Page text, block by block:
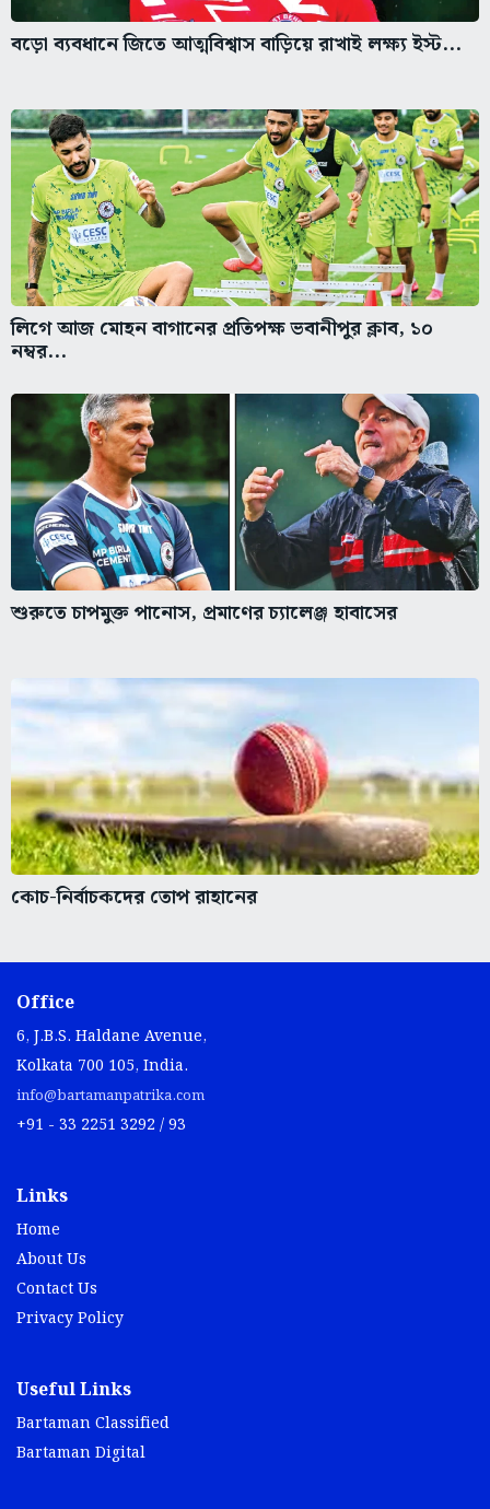
বড়ো ব্যবধানে জিতে আত্মবিশ্বাস বাড়িয়ে রাখাই লক্ষ্য ইস্ট...
লিগে আজ মোহন বাগানের প্রতিপক্ষ ভবানীপুর ক্লাব, ১০
নম্বর...
শুরুতে চাপমুক্ত পানোস, প্রমাণের চ্যালেঞ্জ হাবাসের
কোচ-নির্বাচকদের তোপ রাহানের
Office
6, J.B.S. Haldane Avenue,
Kolkata 700 105, India.
info@bartamanpatrika.com
+91 - 33 2251 3292 / 93
Links
Home
About Us
Contact Us
Privacy Policy
Useful Links
Bartaman Classified
Bartaman Digital